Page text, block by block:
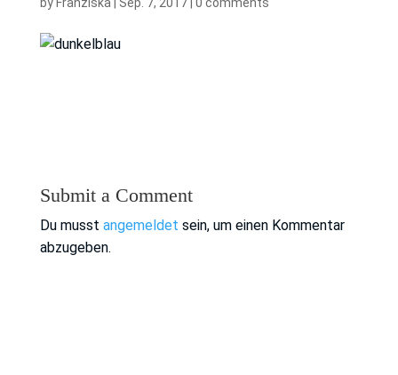
Submit a Comment
Du musst angemeldet sein, um einen Kommentar
abzugeben.